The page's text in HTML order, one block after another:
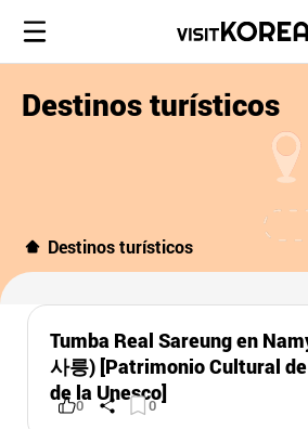
Destinos turísticos
Destinos turísticos
Tumba Real Sareung en
사릉) [Patrimonio Cultural de
de la Unesco]
0 0